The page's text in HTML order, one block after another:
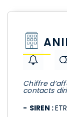
Chiffre
contacts
SIREN :